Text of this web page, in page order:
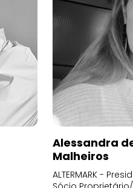
Alessandra
Malheiros
ALTERMARK -